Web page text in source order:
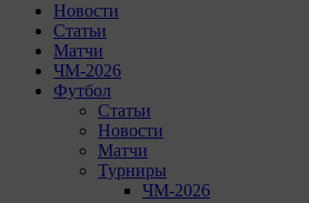
Новости
Статьи
Матчи
ЧМ-2026
Футбол
Статьи
Новости
Матчи
Турниры
ЧМ-2026